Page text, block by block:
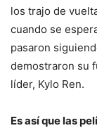
los trajo de
cuando se
pasaron
demostraron su
líder, Kylo Ren.
Es así que las